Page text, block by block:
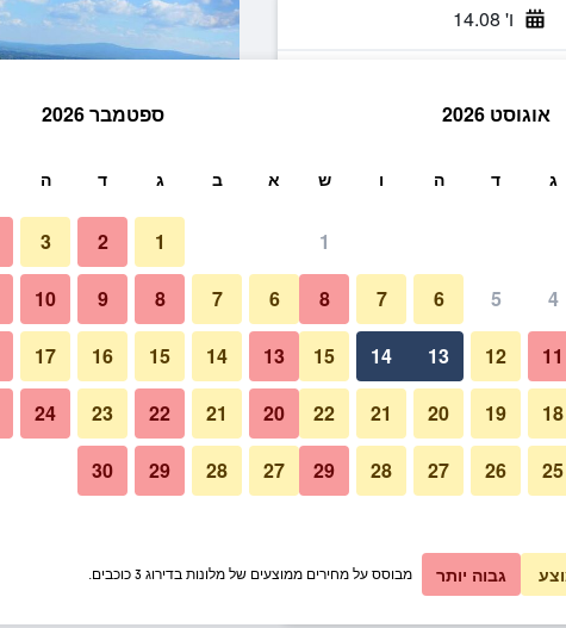
ו' 14.08
ללילה
₪474 אני רוצה להזמין
₪482 אני רוצה להזמין
אחר
תמונה של Hotel Casolare Le Terre Rosse
אוגוסט 2026
ג ד ה ו ש
1
4
5
6
7
8
11
12
13
14
15
18
19
20
21
22
25
26
27
28
29
ספטמבר 2026
א ב ג ד ה
1
2
3
6
7
8
9
10
13
14
15
16
17
20
21
22
23
24
27
28
29
30
גבוה יותר מבוסס על מחירים ממוצעים של מלונות בדירוג 3 כוכבים.